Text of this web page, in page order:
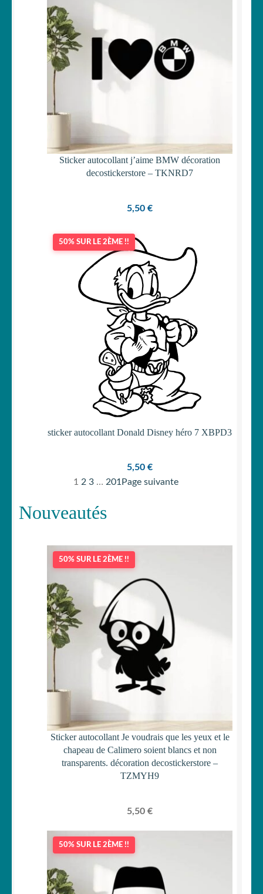
Sticker autocollant j’aime BMW décoration
decostickerstore – TKNRD7
5,50 €
50% SUR LE 2ÈME !!
sticker autocollant Donald Disney héro 7 XBPD3
5,50 €
1 2 3 … 201Page suivante
Nouveautés
50% SUR LE 2ÈME !!
Sticker autocollant Je voudrais que les yeux et le
chapeau de Calimero soient blancs et non
transparents. décoration decostickerstore –
TZMYH9
5,50 €
50% SUR LE 2ÈME !!